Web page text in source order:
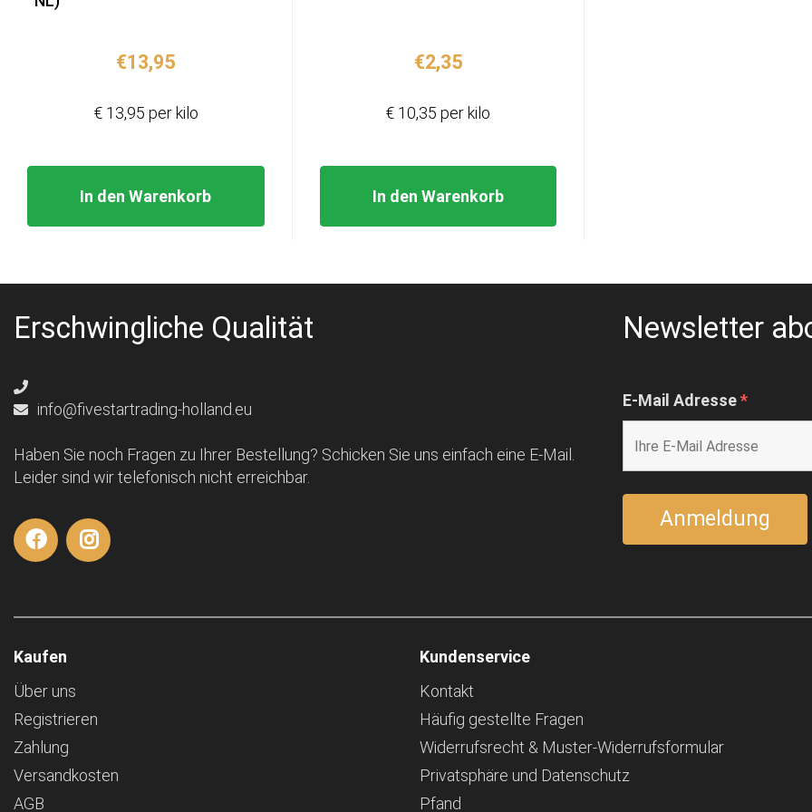
€13,95
In den Warenkorb
€ 13,95 per kilo
€2,35
In den Warenkorb
€ 10,35 per kilo
Erschwingliche Qualität
info@fivestartrading-holland.eu
Haben Sie noch Fragen zu Ihrer Bestellung? Schicken Sie uns einfach eine E-Mail.
Leider sind wir telefonisch nicht erreichbar.
Newsletter
E-Mail Adresse*
Kaufen
Über uns
Registrieren
Zahlung
Versandkosten
AGB
Kundenservice
Kontakt
Häufig gestellte Fragen
Widerrufsrecht & Muster-Widerrufsformular
Privatsphäre und Datenschutz
Pfand